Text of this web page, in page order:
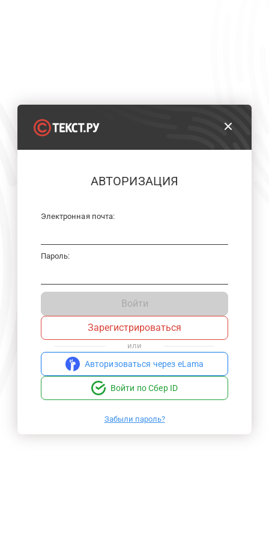
АВТОРИЗАЦИЯ
Электронная почта:
Пароль:
Войти
Зарегистрироваться
или
Авторизоваться через eLama
Войти по Сбер ID
Забыли пароль?